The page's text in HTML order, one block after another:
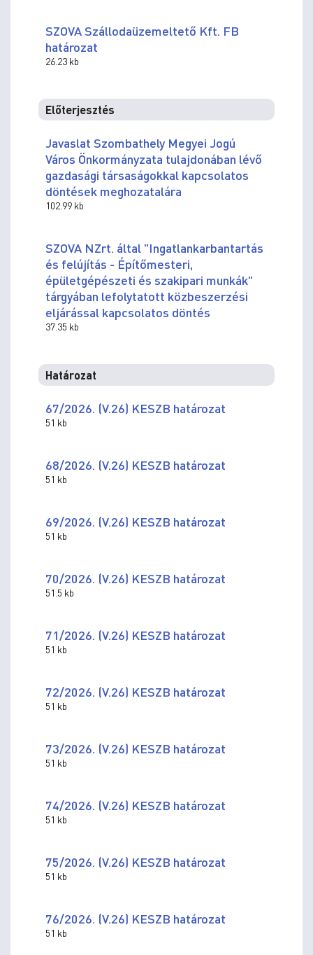
SZOVA Szállodaüzemeltető Kft. FB
határozat
26.23 kb
Előterjesztés
Javaslat Szombathely Megyei Jogú
Város Önkormányzata tulajdonában lévő
gazdasági társaságokkal kapcsolatos
döntések meghozatalára
102.99 kb
SZOVA NZrt. által "Ingatlankarbantartás
és felújítás - Építőmesteri,
épületgépészeti és szakipari munkák"
tárgyában lefolytatott közbeszerzési
eljárással kapcsolatos döntés
37.35 kb
Határozat
67/2026. (V.26) KESZB határozat
51 kb
68/2026. (V.26) KESZB határozat
51 kb
69/2026. (V.26) KESZB határozat
51 kb
70/2026. (V.26) KESZB határozat
51.5 kb
71/2026. (V.26) KESZB határozat
51 kb
72/2026. (V.26) KESZB határozat
51 kb
73/2026. (V.26) KESZB határozat
51 kb
74/2026. (V.26) KESZB határozat
51 kb
75/2026. (V.26) KESZB határozat
51 kb
76/2026. (V.26) KESZB határozat
51 kb